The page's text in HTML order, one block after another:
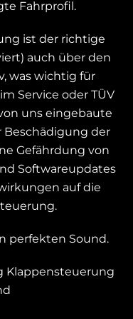
Fahrprofil.
ist der richtige
auch über den
was wichtig für
Service oder TÜV
uns eingebaute
Beschädigung der
Gefährdung von
Softwareupdates
auf die
perfekten Sound.
Klappensteuerung